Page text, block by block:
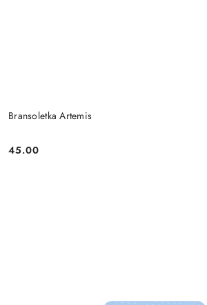
Bransoletka Artemis
Cena:
45.00